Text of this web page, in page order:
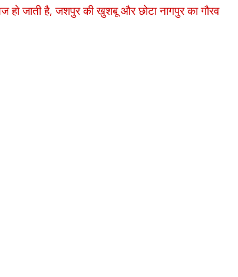
हो जाती है, जशपुर की खुशबू और छोटा नागपुर का गौरव